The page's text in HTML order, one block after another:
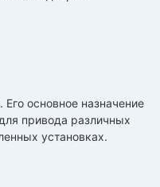
основное назначение
привода различных
установках.